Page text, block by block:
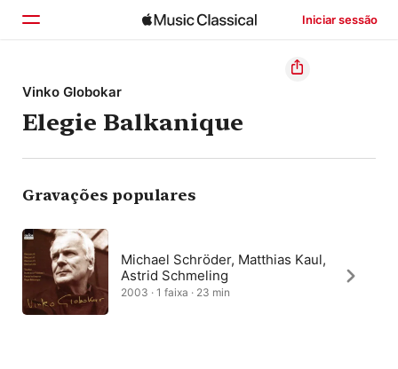
Iniciar sessão
Início
Explorar
Buscar
Vinko Globokar
Elegie Balkanique
Gravações populares
Michael Schröder, Matthias Kaul,
Astrid Schmeling
2003 · 1 faixa · 23 min